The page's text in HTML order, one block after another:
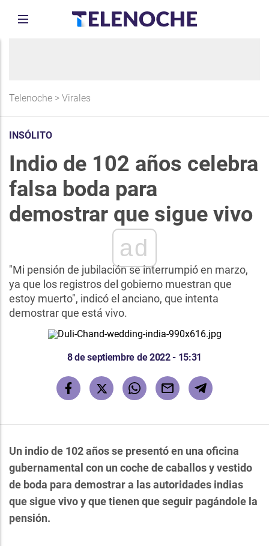
Telenoche > Virales
INSÓLITO
Indio de 102 años celebra
falsa boda para
demostrar que sigue vivo
ad
"Mi pensión de jubilación se interrumpió en marzo,
ya que los registros del gobierno muestran que
estoy muerto", indicó el anciano, que intenta
demostrar que está vivo.
8 de septiembre de 2022 - 15:31
Un indio de 102 años se presentó en una oficina
gubernamental con un coche de caballos y vestido
de boda para demostrar a las autoridades indias
que sigue vivo y que tienen que seguir pagándole la
pensión.